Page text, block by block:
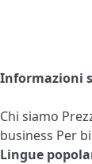
Informazioni
Chi siamo
business Per
Lingue